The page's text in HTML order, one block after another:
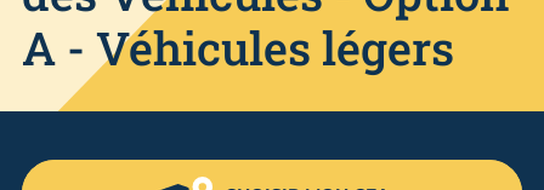
A - Véhicules légers